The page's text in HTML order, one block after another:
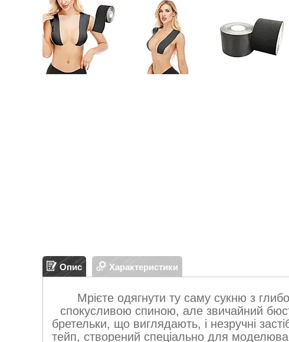
Опис Характеристики
Мрієте одягнути ту саму сукню з
спокусливою спиною, але звичайний
бретельки, що виглядають, і незручні
тейп, створений спеціально для